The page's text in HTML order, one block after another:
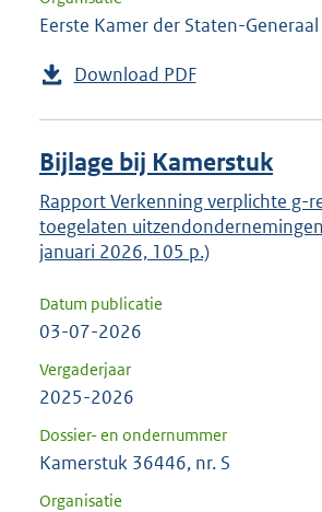
Eerste Kamer der Staten-Generaal
Download PDF
Bijlage bij Kamerstuk
Rapport Verkenning verplichte g-
toegelaten
januari 2026, 105 p.)
Datum publicatie
03-07-2026
Vergaderjaar
2025-2026
Dossier- en ondernummer
Kamerstuk 36446, nr. S
Organisatie